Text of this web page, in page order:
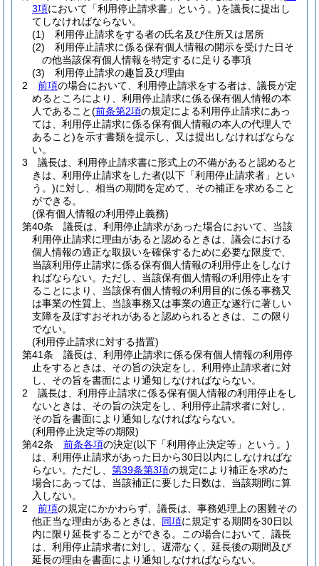
3項において「利用停止請求書」という。)を議長に提出し
てしなければならない。
(1)
利用停止請求をする者の氏名及び住所又は居所
(2)
利用停止請求に係る保有個人情報の開示を受けた日そ
の他当該保有個人情報を特定するに足りる事項
(3)
利用停止請求の趣旨及び理由
2
前項の場合において、利用停止請求をする者は、議長が定
めるところにより、利用停止請求に係る保有個人情報の本
人であること(前条第2項の規定による利用停止請求にあっ
ては、利用停止請求に係る保有個人情報の本人の代理人で
あること)を示す書類を提示し、又は提出しなければならな
い。
3
議長は、利用停止請求書に形式上の不備があると認めると
きは、利用停止請求をした者(以下「利用停止請求者」とい
う。)に対し、相当の期間を定めて、その補正を求めること
ができる。
(保有個人情報の利用停止義務)
第40条
議長は、利用停止請求があった場合において、当該
利用停止請求に理由があると認めるときは、議会における
個人情報の適正な取扱いを確保するために必要な限度で、
当該利用停止請求に係る保有個人情報の利用停止をしなけ
ればならない。 ただし、当該保有個人情報の利用停止をす
ることにより、当該保有個人情報の利用目的に係る事務又
は事業の性質上、当該事務又は事業の適正な遂行に著しい
支障を及ぼすおそれがあると認められるときは、この限り
でない。
(利用停止請求に対する措置)
第41条
議長は、利用停止請求に係る保有個人情報の利用停
止をするときは、その旨の決定をし、利用停止請求者に対
し、その旨を書面により通知しなければならない。
2
議長は、利用停止請求に係る保有個人情報の利用停止をし
ないときは、その旨の決定をし、利用停止請求者に対し、
その旨を書面により通知しなければならない。
(利用停止決定等の期限)
第42条
前条各項の決定(以下「利用停止決定等」という。)
は、利用停止請求があった日から30日以内にしなければな
らない。 ただし、 第39条第3項の規定により補正を求めた
場合にあっては、当該補正に要した日数は、当該期間に算
入しない。
2
前項の規定にかかわらず、議長は、事務処理上の困難その
他正当な理由があるときは、 同項に規定する期間を30日以
内に限り延長することができる。
この場合において、議長
は、利用停止請求者に対し、遅滞なく、延長後の期間及び
延長の理由を書面により通知しなければならない。